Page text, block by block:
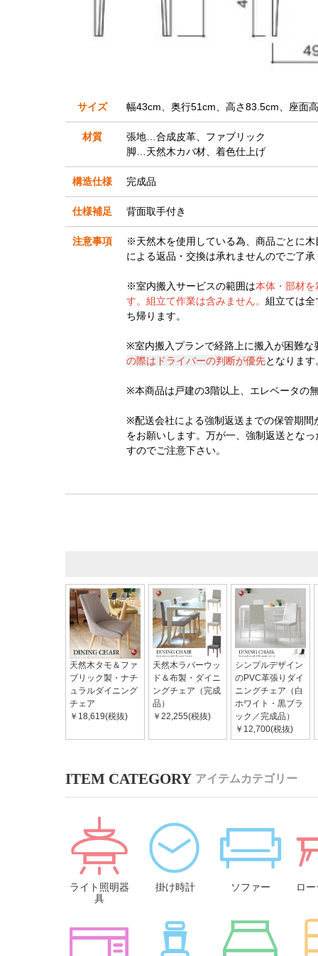
サイズ 幅43cm、奥行51cm、高さ83.5cm、座面
材質
張地…合成皮革、ファブリック
脚…天然木カバ材、着色仕上げ
構造仕様 完成品
仕様補足 背面取手付き
注意事項
※天然木を使用している為、商品ごとに
による返品・交換は承れませんのでご了
※室内搬入サービスの範囲は本体・部材
す。組立て作業は含みません。 組立ては全
ち帰ります。
※室内搬入プランで経路上に搬入が困難な
の際はドライバーの判断が優先となります
※本商品は戸建の3階以上、エレベータの
※配送会社による強制返送までの保管期
をお願いします。万が一、強制返送とな
すのでご注意下さい。
天然木タモ＆ファ
ブリック製・ナチ
ュラルダイニング
チェア
￥18,619(税抜)
天然木ラバーウッ
ド＆布製・ダイニ
ングチェア（完成
品）
￥22,255(税抜)
シンプルデザイン
のPVC革張りダイ
ニングチェア（白
ホワイト・黒ブラ
ック／完成品）
￥12,700(税抜)
アイテムカテゴリー
ライト照明器
具
掛け時計 ソファー ロ